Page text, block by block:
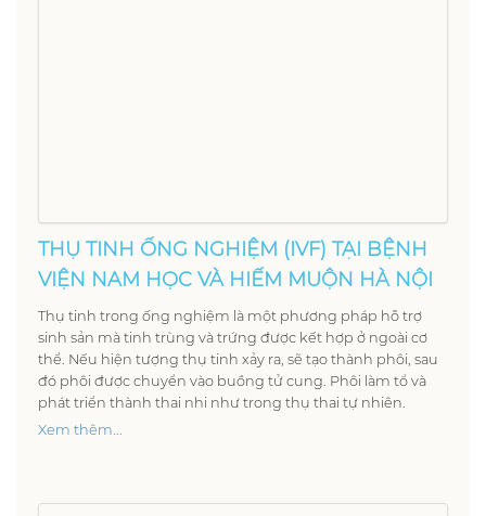
THỤ TINH ỐNG NGHIỆM (IVF) TẠI BỆNH
VIỆN NAM HỌC VÀ HIẾM MUỘN HÀ NỘI
Thụ tinh trong ống nghiệm là một phương pháp hỗ trợ
sinh sản mà tinh trùng và trứng được kết hợp ở ngoài cơ
thể. Nếu hiện tượng thụ tinh xảy ra, sẽ tạo thành phôi, sau
đó phôi được chuyển vào buồng tử cung. Phôi làm tổ và
phát triển thành thai nhi như trong thụ thai tự nhiên.
Xem thêm...